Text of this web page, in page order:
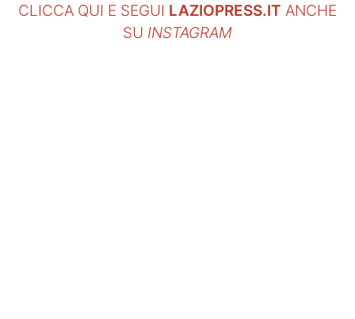
CLICCA QUI E SEGUI LAZIOPRESS.IT ANCHE
SU INSTAGRAM